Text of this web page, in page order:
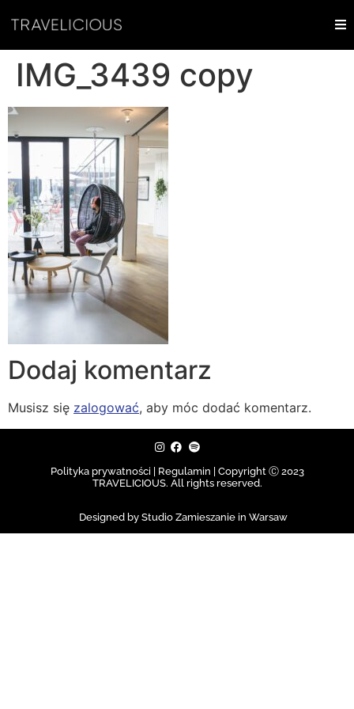
IMG_3439 copy
Dodaj komentarz
Musisz się zalogować, aby móc dodać komentarz.
Polityka prywatności | Regulamin | Copyright Ⓒ 2023
TRAVELICIOUS. All rights reserved.
Designed by Studio Zamieszanie in Warsaw